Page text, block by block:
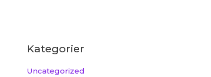
Kategorier
Uncategorized